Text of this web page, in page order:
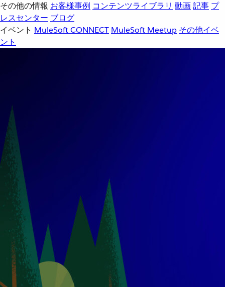
その他の情報 お客様事例 コンテンツライブラリ 動画記事 プ
レスセンター ブログ
イベント MuleSoft CONNECT MuleSoft Meetup その他イベ
ント